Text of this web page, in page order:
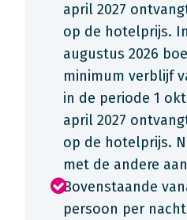
april 2027
op de hotelprijs.
augustus 2026
minimum verblijf
in de periode 1
april 2027
op de hotelprijs.
met de andere
Bovenstaande
persoon per